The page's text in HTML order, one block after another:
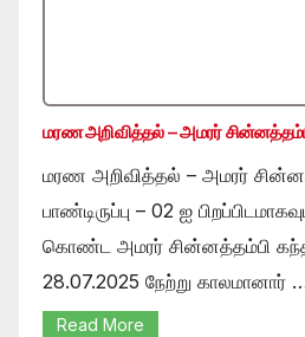
மரண அறிவித்தல் – அமரர்
மரண அறிவித்தல் – அமரர்
பாண்டிருப்பு – 02 ஐ
கொண்ட அமரர் சின்னத்தம்பி
28.07.2025 நேற்று காலமானார்
Read More